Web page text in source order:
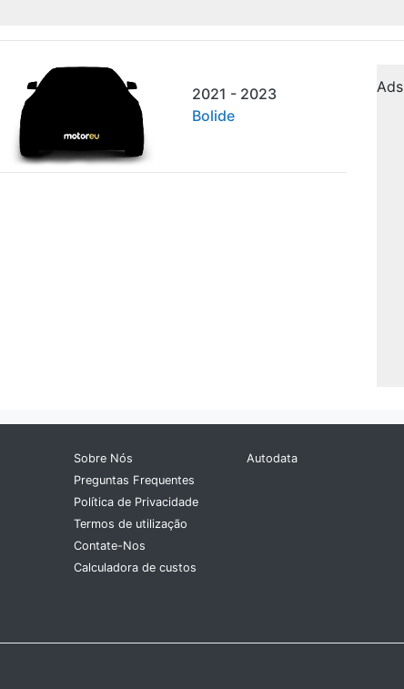
2021 - 2023
Bolide
Ads
Sobre Nós
Preguntas Frequentes
Política de Privacidade
Termos de utilização
Contate-Nos
Calculadora de custos
Autodata